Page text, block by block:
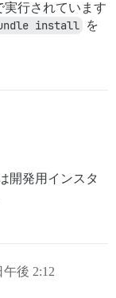
実行されています
install を
開発用インスタ
午後 2:12